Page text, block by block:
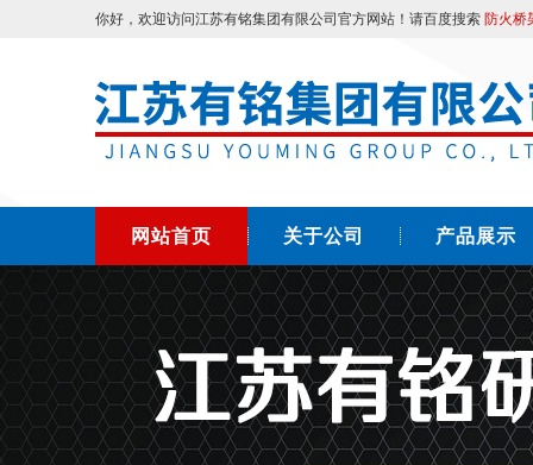
你好，欢迎访问江苏有铭集团有限公司官方网站！请百度搜索 防火桥
网站首页 关于公司 产品展示